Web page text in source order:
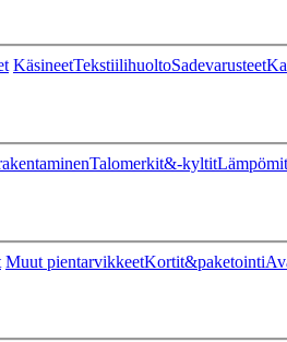
KäsineetTekstiilihuoltoSadevarusteet
Talomerkit&-kyltit
Muut pientarvikkeetKortit&paketointi